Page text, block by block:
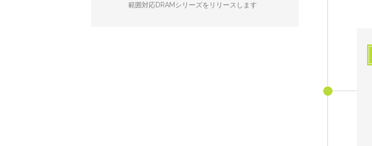
範囲対応DRAMシリーズをリリースします